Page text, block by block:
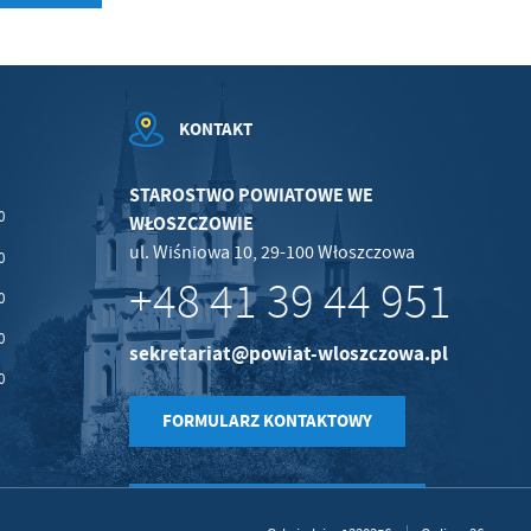
KONTAKT
STAROSTWO POWIATOWE WE
WŁOSZCZOWIE
ul. Wiśniowa 10, 29-100 Włoszczowa
+48 41 39 44 951
sekretariat@powiat-wloszczowa.pl
FORMULARZ KONTAKTOWY